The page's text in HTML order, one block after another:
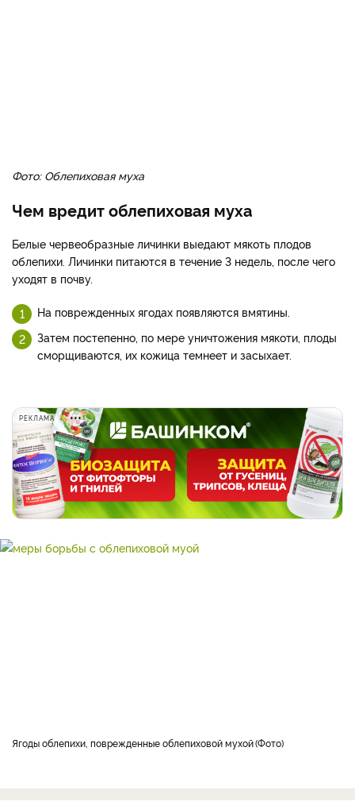
Фото: Облепиховая муха
Чем вредит облепиховая муха
Белые червеобразные личинки выедают мякоть плодов
облепихи. Личинки питаются в течение 3 недель, после чего
уходят в почву.
На поврежденных ягодах появляются вмятины.
Затем постепенно, по мере уничтожения мякоти, плоды
сморщиваются, их кожица темнеет и засыхает.
РЕКЛАМА
Ягоды облепихи, поврежденные облепиховой мухой Фото